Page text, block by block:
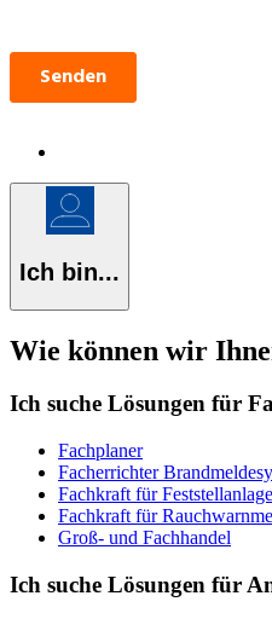
Ich bin...
Wie können wir
Ich suche Lösungen für
Fachplaner
Facherrichter
Fachkraft für
Fachkraft für
Groß- und Fachhandel
Ich suche Lösungen für